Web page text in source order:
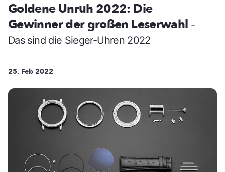
Goldene Unruh 2022: Die
Gewinner der großen Leserwahl -
Das sind die Sieger-Uhren 2022
25. Feb 2022